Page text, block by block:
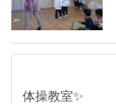
体操教室✨